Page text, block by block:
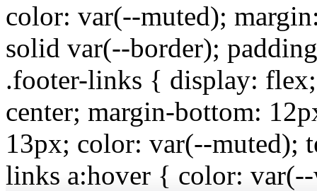
color: var(--muted);
solid var(--border);
.footer-links { display:
center; margin-bottom:
13px; color: var(--muted);
links a:hover { color: